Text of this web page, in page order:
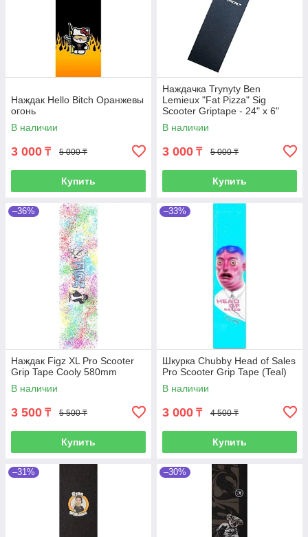
Наждак Hello Bitch Оранжевы
огонь
В наличии
3 000 ₸ 5 000 ₸
Купить
Наждачка Trynyty Ben
Lemieux "Fat Pizza" Sig
Scooter Griptape - 24" x 6"
В наличии
3 000 ₸ 5 000 ₸
Купить
–36%
Наждак Figz XL Pro Scooter
Grip Tape Cooly 580mm
В наличии
3 500 ₸ 5 500 ₸
Купить
–33%
Шкурка Chubby Head of Sales
Pro Scooter Grip Tape (Teal)
В наличии
3 000 ₸ 4 500 ₸
Купить
–31% –30%